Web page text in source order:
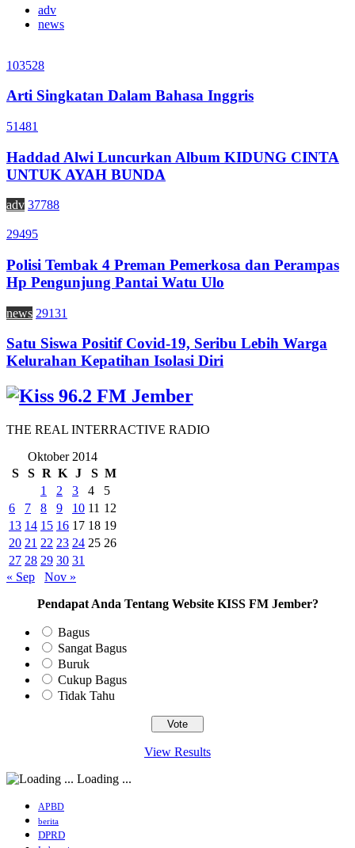
adv
news
103528
Arti Singkatan Dalam Bahasa Inggris
51481
Haddad Alwi Luncurkan Album KIDUNG CINTA
UNTUK AYAH BUNDA
adv 37788
29495
Polisi Tembak 4 Preman Pemerkosa dan Perampas
Hp Pengunjung Pantai Watu Ulo
news 29131
Satu Siswa Positif Covid-19, Seribu Lebih Warga
Kelurahan Kepatihan Isolasi Diri
THE REAL INTERRACTIVE RADIO
Oktober 2014
S
S R K J S M
1
2 3 4
5
6
7 8 9 10 11 12
13 14 15 16 17 18 19
20 21 22 23 24 25 26
27 28 29 30 31
« Sep
Nov »
Pendapat Anda Tentang Website KISS FM Jember?
Bagus
Sangat Bagus
Buruk
Cukup Bagus
Tidak Tahu
View Results
Loading ...
APBD
berita
DPRD